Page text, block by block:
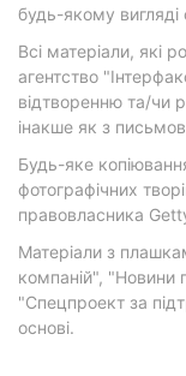
будь-якому вигляді
Всі матеріали, які
агентство
відтворенню та/чи
інакше як з
Будь-яке
фотографічних
правовласника
Матеріали з
компаній", "Новини
"Спецпроект за
основі.